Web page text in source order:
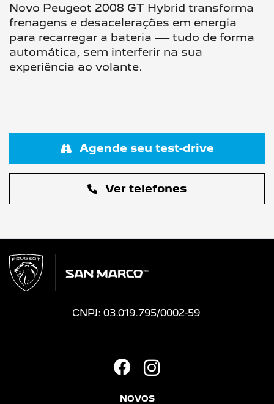
Novo Peugeot 2008 GT Hybrid transforma
frenagens e desacelerações em energia
para recarregar a bateria — tudo de forma
automática, sem interferir na sua
experiência ao volante.
Ver telefones
Agende seu test-drive
CNPJ: 03.019.795/0002-59
NOVOS